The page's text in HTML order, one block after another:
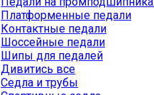
Платформенные педали
Контактные педали
Шоссейные педали
Шипы для педалей
Дивитись все
Седла и трубы